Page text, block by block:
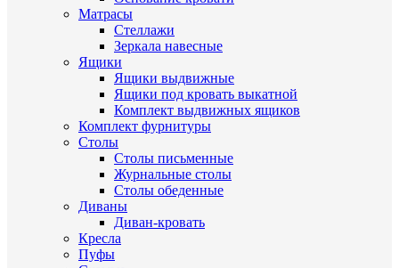
Матрасы
Стеллажи
Зеркала навесные
Ящики
Ящики выдвижные
Ящики под кровать выкатной
Комплект выдвижных ящиков
Комплект фурнитуры
Столы
Столы письменные
Журнальные cтолы
Столы обеденные
Диваны
Диван-кровать
Кресла
Пуфы